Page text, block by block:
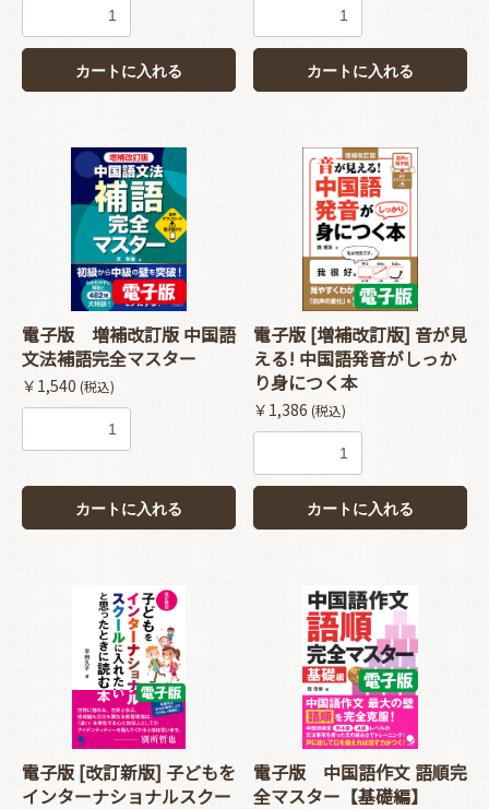
カートに入れる カートに入れる
電子版 増補改訂版 中国語
文法補語完全マスター
￥1,540 (税込)
カートに入れる
電子版 [増補改訂版] 音が見
える! 中国語発音がしっか
り身につく本
￥1,386 (税込)
カートに入れる
電子版 [改訂新版] 子どもを
インターナショナルスクー
電子版 中国語作文 語順完
全マスター【基礎編】